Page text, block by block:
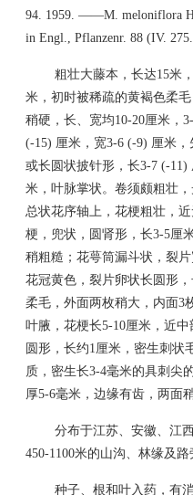
94. 1959. ——M. meloniflora
in Engl., Pflanzenr. 88 (IV.
粗壮大藤本，长达15米
米，初时被稀疏的黄褐色柔
稍硬，长、宽均10-20厘米，
(-15) 厘米，宽3-6 (-9) 厘米
或长圆状披针形，长3-7 (-
米，叶脉掌状。卷须颇粗壮
总状花序轴上，花梗粗壮，
梗，兜状，圆肾形，长3-5厘
稍粗糙；花萼筒漏斗状，裂
花冠黄色，裂片卵状长圆形
柔毛，外面两枚稍大，内面3
叶腋，花梗长5-10厘米，近
圆形，长约1厘米，密生刺状
质，密生长3-4毫米的具刺尖
厚5-6毫米，边缘有齿，两面
分布于江苏、安徽、江
450-1100米的山沟、林缘及
种子、根和叶入药，有